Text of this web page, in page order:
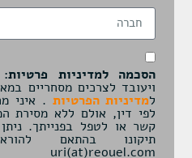
הסכמה למדיניות פרטיות:
ויעובד לצרכים מסחריים
למדיניות הפרטיות. איני
לפי דין, אולם ללא מסירת
קשר או לטפל בפנייתך.
תיקונו בהתאם
uri(at)reouel.com